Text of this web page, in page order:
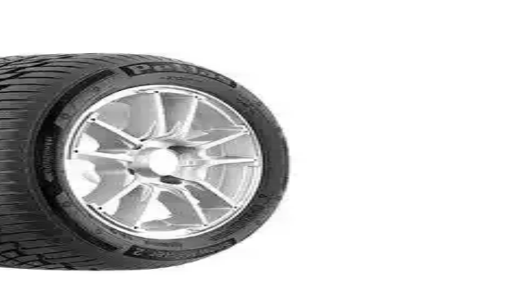
Sürüşü İçin
yüksek performanslı bir lastiktir. Islak ve karlı zeminlerde üstün yol tutuşu ve dayanıklılığıyla öne çıkar.
Mükemmel Seçim
güvenli sürüş sunar, düşük gürültü ve ekonomik kullanımıyla tercih edilir.
ve Dayanıklılık
çok amaçlı ve güvenli sürüş sağlayan lastik. Arazi ve şehir koşullarında üstün performans sunar.
Yeni Adı
güvenli sürüş sağlar, yakıt tasarrufu ve uzun ömür sunar.